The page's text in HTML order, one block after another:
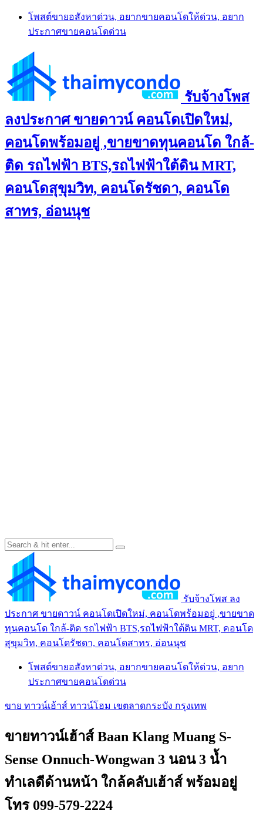
Skip
content
โพสต์ขายอสังหาด่วน, อยากขายคอนโดให้ด่วน, อยาก
ประกาศขายคอนโดด่วน
รับจ้างโพส
ลงประกาศ ขายดาวน์ คอนโดเปิดใหม่,
คอนโดพร้อมอยู่ ,ขายขาดทุนคอนโด ใกล้-
ติด รถไฟฟ้า BTS,รถไฟฟ้าใต้ดิน MRT,
คอนโดสุขุมวิท, คอนโดรัชดา, คอนโด
สาทร, อ่อนนุช
รับจ้างโพส ลง
ประกาศ ขายดาวน์ คอนโดเปิดใหม่, คอนโดพร้อมอยู่ ,ขายขาด
ทุนคอนโด ใกล้-ติด รถไฟฟ้า BTS,รถไฟฟ้าใต้ดิน MRT, คอนโด
สุขุมวิท, คอนโดรัชดา, คอนโดสาทร, อ่อนนุช
โพสต์ขายอสังหาด่วน, อยากขายคอนโดให้ด่วน, อยาก
ประกาศขายคอนโดด่วน
ขาย ทาวน์เฮ้าส์ ทาวน์โฮม เขตลาดกระบัง กรุงเทพ
ขายทาวน์เฮ้าส์ Baan Klang Muang S-
Sense Onnuch-Wongwan 3 นอน 3 น้ำ
ทำเลดีด้านหน้า ใกล้คลับเฮ้าส์ พร้อมอยู่
โทร 099-579-2224